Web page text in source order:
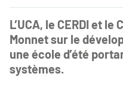
L’UCA, le CERDI et
Monnet sur le
une école d’été
systèmes.